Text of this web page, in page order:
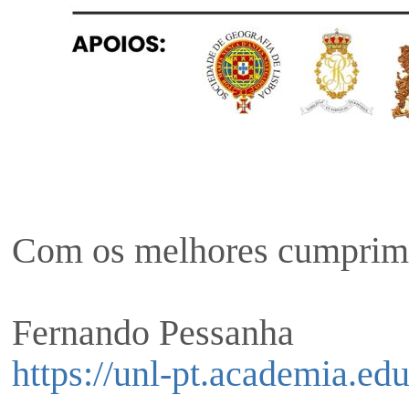
Com os melhores
Fernando Pessanha
https://unl-